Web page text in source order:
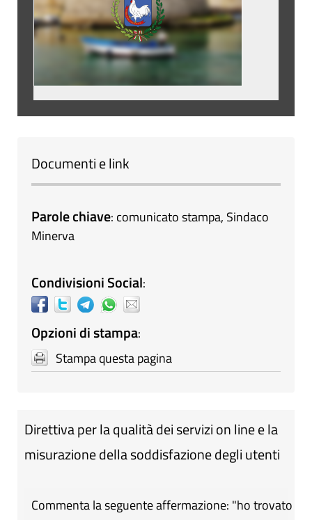
Documenti e link
Parole chiave: comunicato stampa, Sindaco
Minerva
Condivisioni Social:
Opzioni di stampa:
Stampa questa pagina
Direttiva per la qualità dei servizi on line e la
misurazione della soddisfazione degli utenti
Commenta la seguente affermazione: "ho trovato